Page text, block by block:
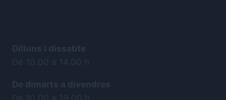
Dilluns i dissabte
De 10.00 a 14.00 h
De dimarts a divendres